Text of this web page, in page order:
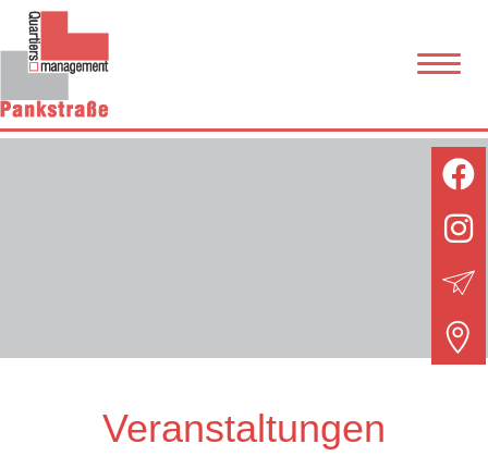
Veranstaltungen